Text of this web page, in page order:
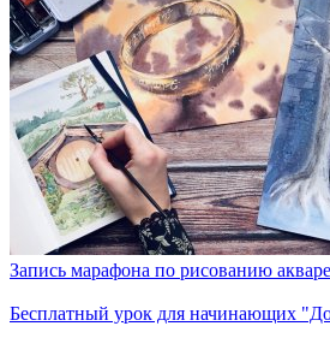
Запись марафона по рисованию
Бесплатный урок для начинающих